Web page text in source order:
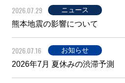
2026.07.29 ニュース
熊本地震の影響について
2026.07.16 お知らせ
2026年7月 夏休みの渋滞予測